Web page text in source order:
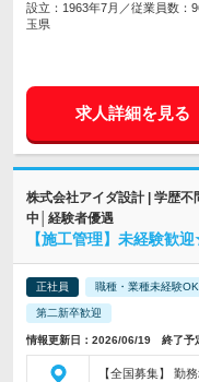
設立：1963年7月／従業員数：
玉県
求人詳細を見る
株式会社アイダ設計 | 学歴
中│経験者優遇
【施工管理】未経験歓
正社員 職種・業種未経験OK
第二新卒歓迎
情報更新日：2026/06/19 終了予
【全国募集】 勤